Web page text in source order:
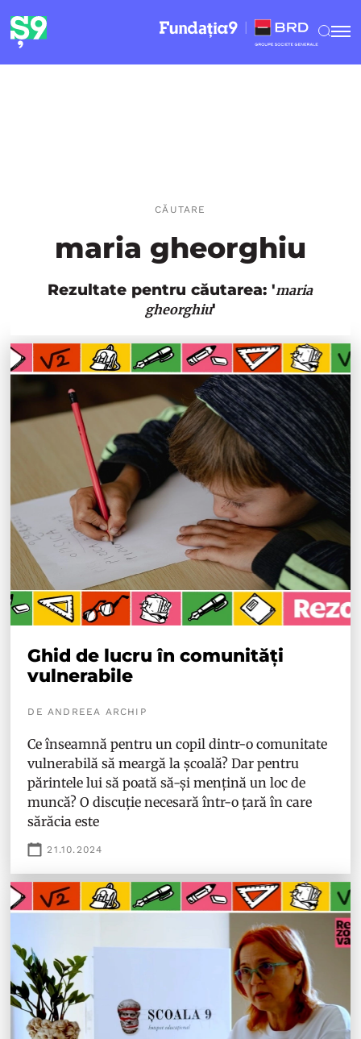
CĂUTARE
maria gheorghiu
Rezultate pentru căutarea: 'maria
gheorghiu'
Ghid de lucru în comunități
vulnerabile
DE ANDREEA ARCHIP
Ce înseamnă pentru un copil dintr-o comunitate
vulnerabilă să meargă la școală? Dar pentru
părintele lui să poată să-și mențină un loc de
muncă? O discuție necesară într-o țară în care
sărăcia este
21.10.2024